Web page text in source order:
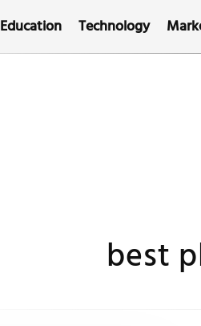
Education Technology
best